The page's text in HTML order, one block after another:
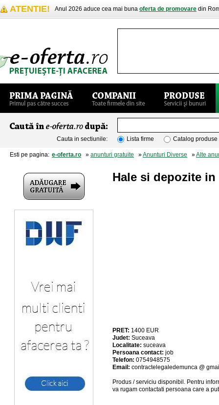
ATENTIE! Anul 2026 aduce cea mai buna oferta de promovare din
Cauta in sectiunile: Lista firme Catalog produse
Esti pe pagina: e-oferta.ro » anunturi gratuite »Anunturi Diverse »Alte
Hale si depozite in
PRET: 1400 EUR
Judet: Suceava
Localitate: suceava
Persoana contact: job
Telefon: 0754948575
Email: contractelegaledemunca @
Produs / serviciu disponibil . Pentru
va rugam contactati persoana care a